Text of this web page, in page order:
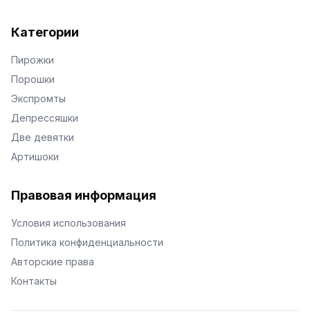
Категории
Пирожки
Порошки
Экспромты
Депрессяшки
Две девятки
Артишоки
Правовая информация
Условия использования
Политика конфиденциальности
Авторские права
Контакты